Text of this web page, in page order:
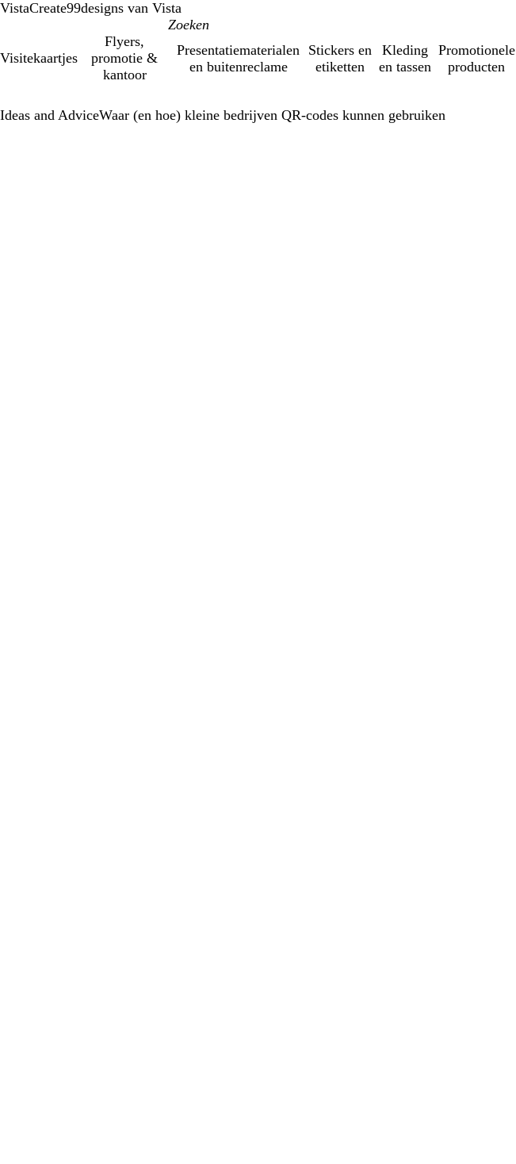
VistaCreate99designs van Vista
Visitekaartjes
Flyers,
promotie &
kantoor
Presentatiematerialen
en buitenreclame
Stickers en
etiketten
Kleding
en tassen
Promotionele
producten
Ideas and AdviceWaar (en hoe) kleine bedrijven QR-codes kunnen gebruiken